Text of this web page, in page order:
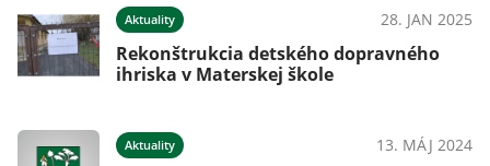
Aktuality 28. JAN 2025
Rekonštrukcia detského dopravného
ihriska v Materskej škole
Aktuality 13. MÁJ 2024